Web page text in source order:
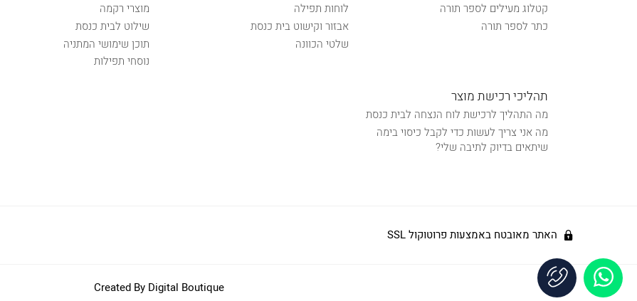
קטלוג מעילים לספר תורה
כתר לספר תורה
לוחות תפילה
אבזור וקישוט בית כנסת
שלטי הכוונה
מוצרי רקמה
שילוט לבית כנסת
תוכן שימושי המתניה
נוסחי תפילות
תהליכי רכישת מוצר
מה התהליך לרכישת לוח הנצחה לבית כנסת
מה אני צריך לעשות כדי לקבל כיסוי בימה
שיתאים בדיוק לתיבה שלי?
האתר מאובטח באמצעות פרוטוקול SSL
Created By Digital Boutique